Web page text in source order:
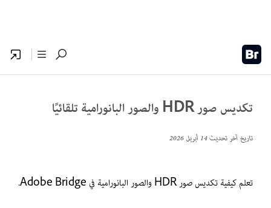
تكديس صور HDR والصور البانورامية تلقائيًا
تاريخ آخر تحديث14 أبريل 2026
تعلم كيفية تكديس صور HDR والصور البانورامية في Adobe Bridge.